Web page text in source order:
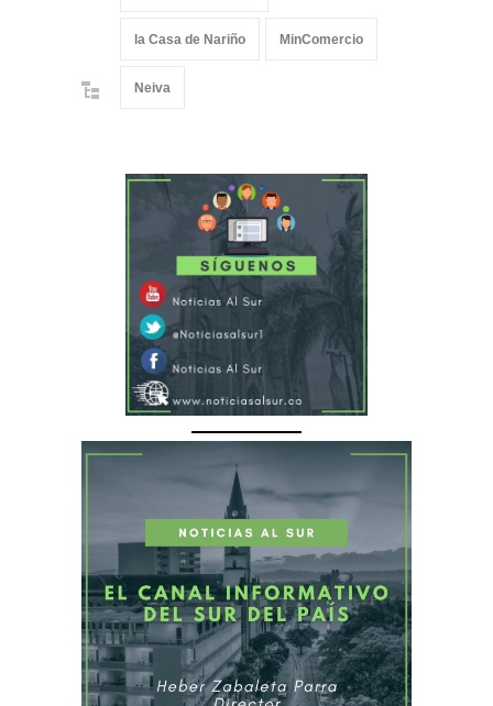
la Casa de Nariño MinComercio
Neiva